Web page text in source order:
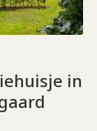
in